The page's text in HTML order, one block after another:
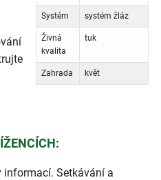
Systém systém žláz
Živná
kvalita
tuk
Zahrada květ
informací. Setkávání a